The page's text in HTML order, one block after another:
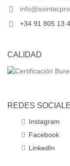
+34 91 805 13
CALIDAD
REDES
Instagram
Facebook
LinkedIn